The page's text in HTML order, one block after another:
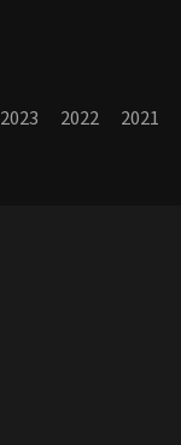
2023 2022 2021